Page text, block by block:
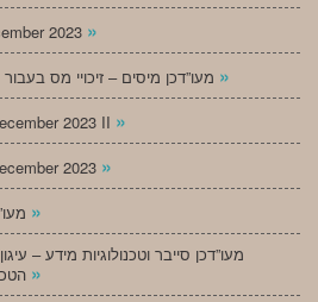
2023 »
»
2023 II »
2023 »
»
מעו”דכן סייבר וטכנולוגיות מידע –
»